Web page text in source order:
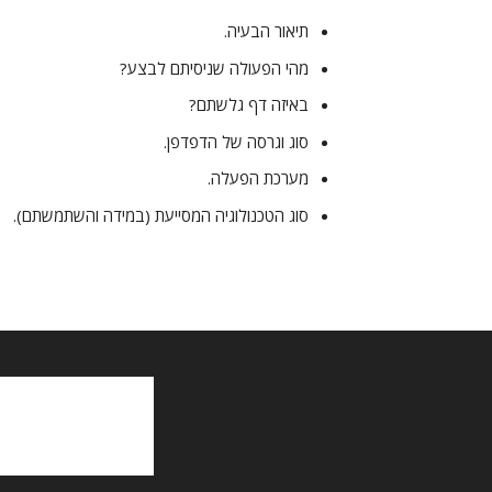
תיאור הבעיה.
מהי הפעולה שניסיתם לבצע?
באיזה דף גלשתם?
סוג וגרסה של הדפדפן.
מערכת הפעלה.
סוג הטכנולוגיה המסייעת (במידה והשתמשתם).